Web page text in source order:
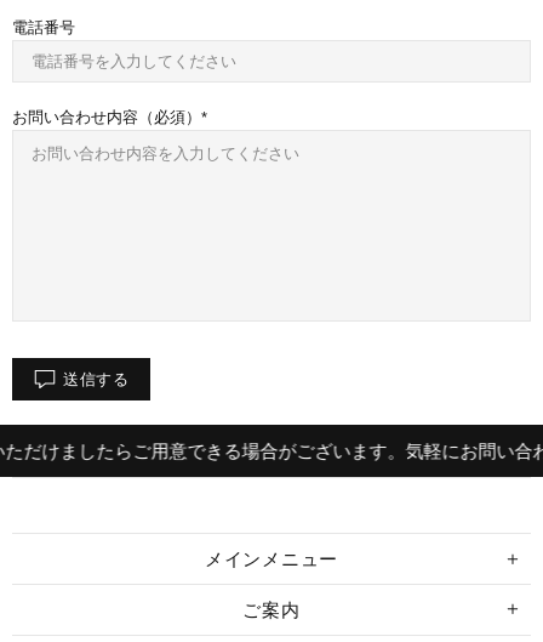
電話番号
お問い合わせ内容（必須）
送信する
だけましたらご用意できる場合がございます。気軽にお問い合
メインメニュー
ご案内